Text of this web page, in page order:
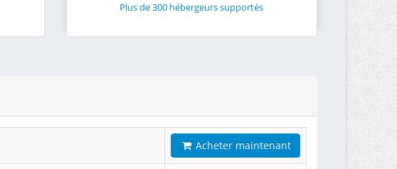
Plus de 300 hébergeurs supportés
Acheter maintenant